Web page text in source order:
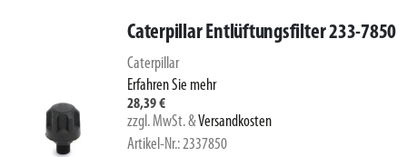
Caterpillar Entlüftungsfilter 233-7850
Caterpillar
Erfahren Sie mehr
28,39 €
zzgl. MwSt.&Versandkosten
Artikel-Nr.: 2337850